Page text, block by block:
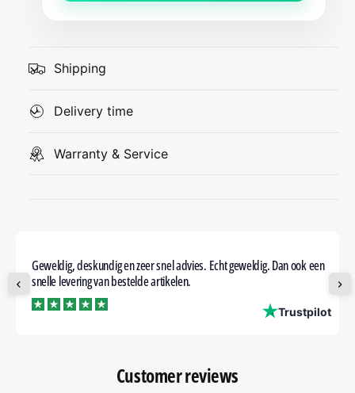
Shipping
Delivery time
Warranty & Service
Geweldig, deskundig en zeer snel advies. Echt geweldig. Dan ook een
snelle levering van bestelde artikelen.
Trustpilot
Customer reviews